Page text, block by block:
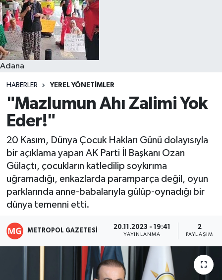
Adana
HABERLER YEREL YÖNETIMLER
"Mazlumun Ahı Zalimi Yok
Eder!"
20 Kasım, Dünya Çocuk Hakları Günü dolayısıyla
bir açıklama yapan AK Parti İl Başkanı Ozan
Gülaçtı, çocukların katledilip soykırıma
uğramadığı, enkazlarda paramparça değil, oyun
parklarında anne-babalarıyla gülüp-oynadığı bir
dünya temenni etti.
METROPOL GAZETESI 20.11.2023 - 19:41
YAYINLANMA
2
PAYLAŞIM
Resmi İlanlar